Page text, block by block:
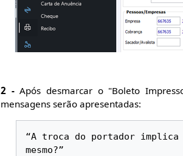
2 -Após desmarcar o "Boleto
mensagens serão apresentadas:
“A troca do portador implica
mesmo?”